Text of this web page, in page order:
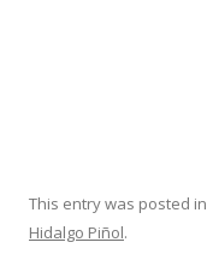
This entry was posted in
Hidalgo Piñol.